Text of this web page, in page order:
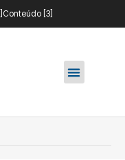
Conteúdo [3]